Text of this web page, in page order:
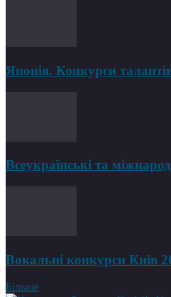
Японія. Конкурси
Всеукраїнські та
Вокальні конкурси Київ
Більше